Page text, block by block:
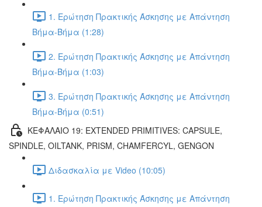
1. Ερώτηση Πρακτικής Άσκησης με Απάντηση
Βήμα-Βήμα (1:28)
2. Ερώτηση Πρακτικής Άσκησης με Απάντηση
Βήμα-Βήμα (1:03)
3. Ερώτηση Πρακτικής Άσκησης με Απάντηση
Βήμα-Βήμα (0:51)
ΚΕΦΑΛΑΙΟ 19: EXTENDED PRIMITIVES: CAPSULE,
SPINDLE, OILTANK, PRISM, CHAMFERCYL, GENGON
Διδασκαλία με Video (10:05)
1. Ερώτηση Πρακτικής Άσκησης με Απάντηση